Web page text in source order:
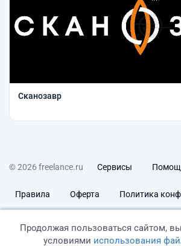
Сканозавр
© 2026 freelance.ru Сервисы
Правила Оферта Политика
Продолжая пользоваться сайтом,
условиями использования